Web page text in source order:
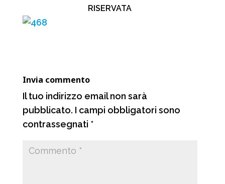
b
RISERVATA
Invia commento
Il tuo indirizzo email non sarà
pubblicato. I campi obbligatori sono
contrassegnati *